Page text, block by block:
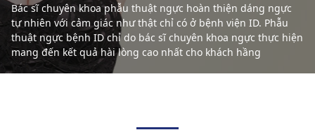
Bác sĩ chuyên khoa phẫu thuật ngực hoàn thiện dáng ngực
tự nhiên với cảm giác như thật chỉ có ở bệnh viện ID. Phẫu
thuật ngực bệnh ID chỉ do bác sĩ chuyên khoa ngực thực hiện
mang đến kết quả hài lòng cao nhất cho khách hầng